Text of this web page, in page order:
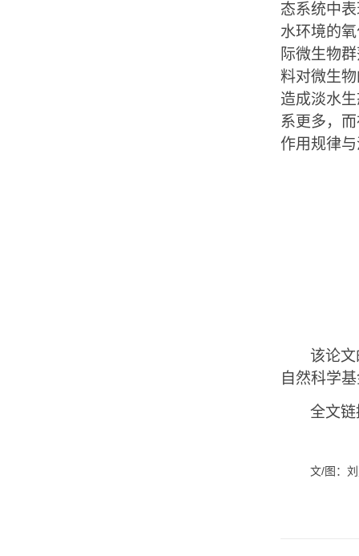
态系统中
水环境的
际微生物
料对微生
造成淡水
系更多，
作用规律
该论
自然科学
全文
文/图：